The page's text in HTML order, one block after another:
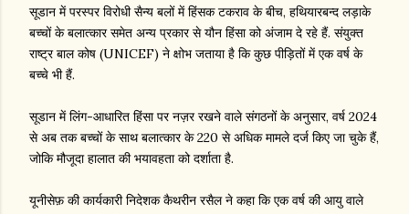
सूडान में परस्पर विरोधी सैन्य बलों में हिंसक टकराव के बीच, हथियारबन्द लड़ाके
बच्चों के बलात्कार समेत अन्य प्रकार से यौन हिंसा को अंजाम दे रहे हैं. संयुक्त
राष्ट्र बाल कोष (UNICEF) ने क्षोभ जताया है कि कुछ पीड़ितों में एक वर्ष के
बच्चे भी हैं.
सूडान में लिंग-आधारित हिंसा पर नज़र रखने वाले संगठनों के अनुसार, वर्ष 2024
से अब तक बच्चों के साथ बलात्कार के 220 से अधिक मामले दर्ज किए जा चुके हैं,
जोकि मौजूदा हालात की भयावहता को दर्शाता है.
यूनीसेफ़ की कार्यकारी निदेशक कैथरीन रसैल ने कहा कि एक वर्ष की आयु वाले